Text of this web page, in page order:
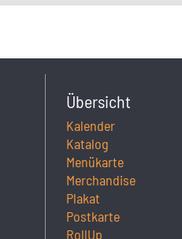
Übersicht
Kalender
Katalog
Menükarte
Merchandise
Plakat
Postkarte
RollUp